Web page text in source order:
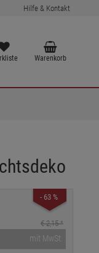
Hilfe & Kontakt
Warenkorb
- 63 %
€ 2,15*
mit MwSt.